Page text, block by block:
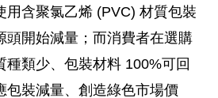
用含聚氯乙烯 (PVC) 材質包裝
頭開始減量；而消費者在選購
種類少、包裝材料 100%可回
包裝減量、創造綠色市場價